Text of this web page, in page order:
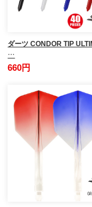
ダーツ CONDOR TIP
…
660円